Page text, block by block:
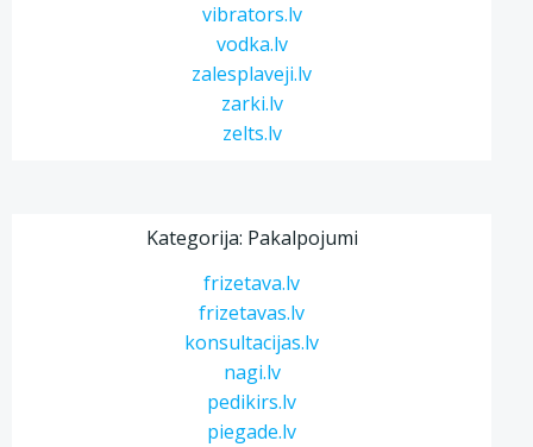
vibrators.lv
vodka.lv
zalesplaveji.lv
zarki.lv
zelts.lv
Kategorija: Pakalpojumi
frizetava.lv
frizetavas.lv
konsultacijas.lv
nagi.lv
pedikirs.lv
piegade.lv